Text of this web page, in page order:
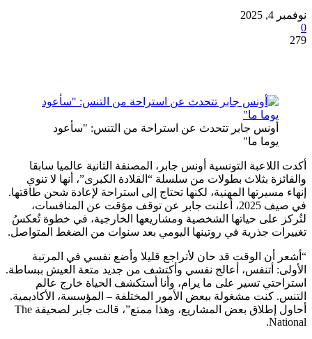
جابر تتحدث عن استراحة من التنس: "سأعود
التونسية أونس جابر، المصنفة الثانية عالميا سابقا
بثلاث بطولات من سلسلة “القلادة الكبرى”، أنها لا تنوي
المهنية، لكنها تحتاج إلى استراحة لإعادة شحن طاقتها.
في صيف 2025، أعلنت جابر عن توقف مؤقت عن المنافسات،
حياتها الشخصية ومشاريعها الخارجية، في خطوة تُعكسُ
جذرية في روتينها اليومي بعد سنوات من الضغط المتواصل.
الوقت قد حان لأتراجع قليلا وأضع نفسي في المرتبة
أتنفس، أعالج نفسي وأكتشف من جديد متعة العيش ببساطة.
تسير على ما يرام، وأنا أستكشف الحياة خارج عالم
مشغولة ببعض الأمور المختلفة – المؤسسة، الأكاديمية.
أحاول إطلاق بعض المشاريع، وهذا ممتع”، قالت جابر لصحيفة The